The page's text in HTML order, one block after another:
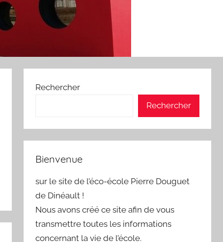
Rechercher
Rechercher
Bienvenue
sur le site de l’éco-école Pierre Douguet
de Dinéault !
Nous avons créé ce site afin de vous
transmettre toutes les informations
concernant la vie de l’école.